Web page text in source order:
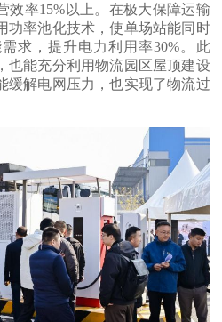
效率15%以上。在极大保障运输
功率池化技术，使单场站能同时
求，提升电力利用率30%。此
也能充分利用物流园区屋顶建设
缓解电网压力，也实现了物流过